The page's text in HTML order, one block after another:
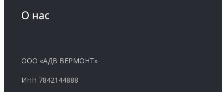
О нас
ООО «АДВ ВЕРМОНТ»
ИНН 7842144888